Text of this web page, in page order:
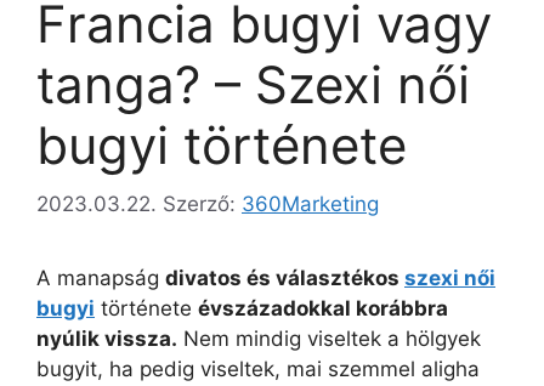
Francia bugyi vagy
tanga? – Szexi női
bugyi története
2023.03.22. Szerző: 360Marketing
A manapság divatos és választékos szexi női
bugyi története évszázadokkal korábbra
nyúlik vissza. Nem mindig viseltek a hölgyek
bugyit, ha pedig viseltek, mai szemmel aligha